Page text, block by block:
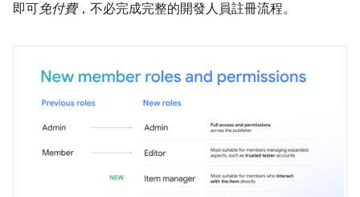
即可免付費，不必完成完整的開發人員註冊流程。